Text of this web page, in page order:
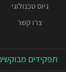
גיוס טכנולוגי
צרו קשר
תפקידים